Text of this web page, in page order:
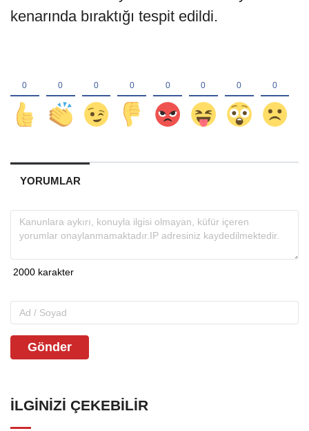
kenarında bıraktığı tespit edildi.
YORUMLAR
Gönder
İLGINIZI ÇEKEBILIR